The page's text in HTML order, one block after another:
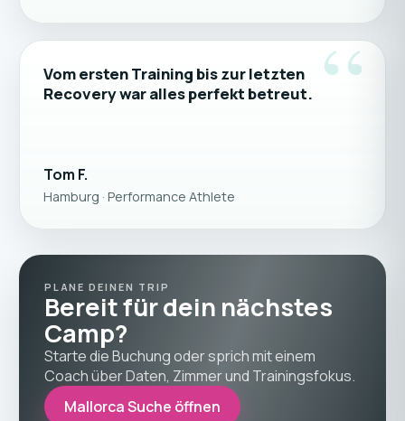
“
Vom ersten Training bis zur letzten
Recovery war alles perfekt betreut.
Tom F.
Hamburg · Performance Athlete
PLANE DEINEN TRIP
Bereit für dein nächstes
Camp?
Starte die Buchung oder sprich mit einem
Coach über Daten, Zimmer und Trainingsfokus.
Mallorca Suche öffnen